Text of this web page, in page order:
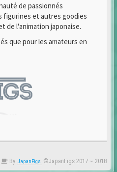
de passionnés
figurines et autres goodies
de l'animation japonaise.
que pour les amateurs en
By JapanFigs ©JapanFigs 2017 ~ 2018